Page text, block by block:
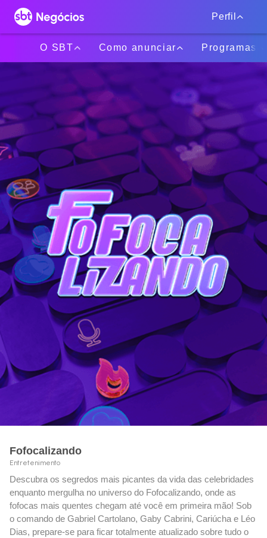
Perfil
O SBT Como anunciar Programas
Fofocalizando
Entretenimento
Descubra os segredos mais picantes da vida das celebridades
enquanto mergulha no universo do Fofocalizando, onde as
fofocas mais quentes chegam até você em primeira mão! Sob
o comando de Gabriel Cartolano, Gaby Cabrini, Cariúcha e Léo
Dias, prepare-se para ficar totalmente atualizado sobre tudo o